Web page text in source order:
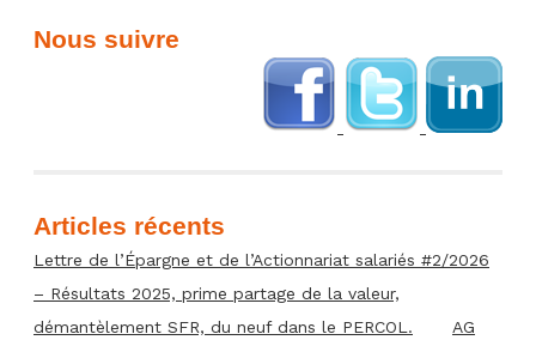
Nous suivre
Articles récents
Lettre de l’Épargne et de l’Actionnariat salariés #2/2026
– Résultats 2025, prime partage de la valeur,
démantèlement SFR, du neuf dans le PERCOL.
AG